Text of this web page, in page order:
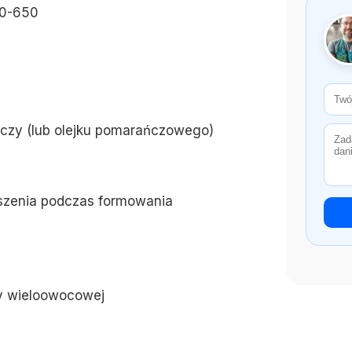
650
(lub olejku pomarańczowego)
podczas formowania
wieloowocowej